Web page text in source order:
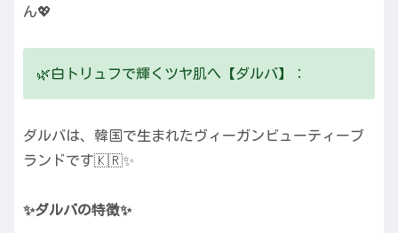
ん💖
🌿白トリュフで輝くツヤ肌へ【ダルバ】：
ダルバは、韓国で生まれたヴィーガンビューティーブ
ランドです🇰🇷✨
✨ダルバの特徴✨